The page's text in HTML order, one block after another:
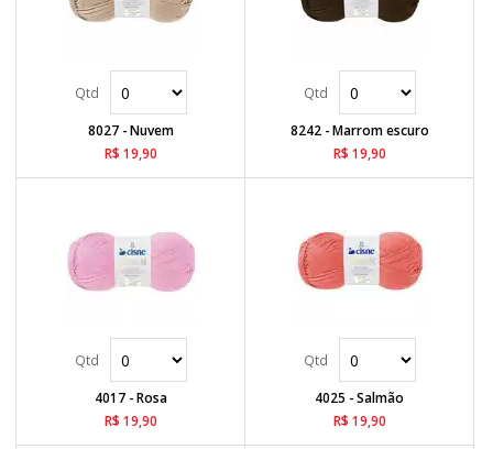
8027 - Nuvem
R$ 19,90
8242 - Marrom escuro
R$ 19,90
4017 - Rosa
R$ 19,90
4025 - Salmão
R$ 19,90